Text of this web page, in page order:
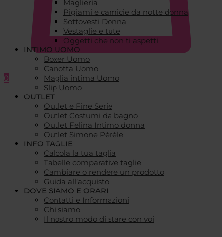
0
Maglieria
Pigiami e camicie da notte donna
Sottovesti Donna
Vestaglie e tute
Oggetti che non ti aspetti
INTIMO UOMO
Boxer Uomo
Canotta Uomo
Maglia intima Uomo
Slip Uomo
OUTLET
Outlet e Fine Serie
Outlet Costumi da bagno
Outlet Felina Intimo donna
Outlet Simone Pérèle
INFO TAGLIE
Calcola la tua taglia
Tabelle comparative taglie
Cambiare o rendere un prodotto
Guida all’acquisto
DOVE SIAMO E ORARI
Contatti e Informazioni
Chi siamo
Il nostro modo di stare con voi